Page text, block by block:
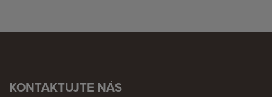
KONTAKTUJTE NÁS